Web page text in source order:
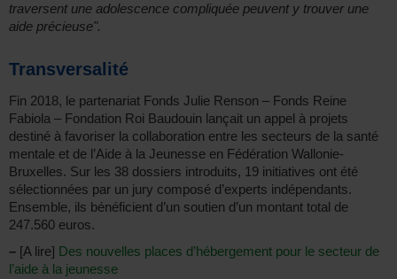
traversent une adolescence compliquée peuvent y trouver une
aide précieuse".
Transversalité
Fin 2018, le partenariat Fonds Julie Renson – Fonds Reine
Fabiola – Fondation Roi Baudouin lançait un appel à projets
destiné à favoriser la collaboration entre les secteurs de la santé
mentale et de l’Aide à la Jeunesse en Fédération Wallonie-
Bruxelles. Sur les 38 dossiers introduits, 19 initiatives ont été
sélectionnées par un jury composé d’experts indépendants.
Ensemble, ils bénéficient d’un soutien d’un montant total de
247.560 euros.
– [A lire] Des nouvelles places d’hébergement pour le secteur de
l’aide à la jeunesse